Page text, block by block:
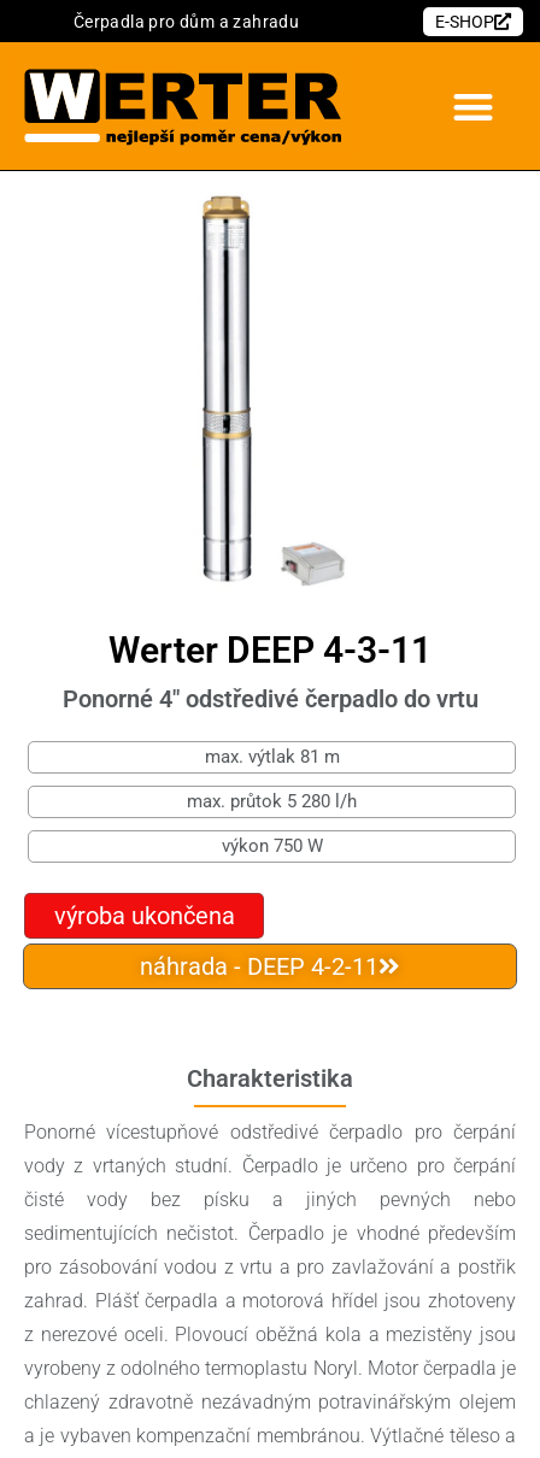
Čerpadla pro dům a zahradu E-SHOP
Werter DEEP 4-3-11
Ponorné 4" odstředivé čerpadlo do vrtu
max. výtlak 81 m
max. průtok 5 280 l/h
výkon 750 W
výroba ukončena
náhrada - DEEP 4-2-11
Charakteristika
Ponorné vícestupňové odstředivé čerpadlo pro čerpání
vody z vrtaných studní. Čerpadlo je určeno pro čerpání
čisté vody bez písku a jiných pevných nebo
sedimentujících nečistot. Čerpadlo je vhodné především
pro zásobování vodou z vrtu a pro zavlažování a postřik
zahrad. Plášť čerpadla a motorová hřídel jsou zhotoveny
z nerezové oceli. Plovoucí oběžná kola a mezistěny jsou
vyrobeny z odolného termoplastu Noryl. Motor čerpadla je
chlazený zdravotně nezávadným potravinářským olejem
a je vybaven kompenzační membránou. Výtlačné těleso a